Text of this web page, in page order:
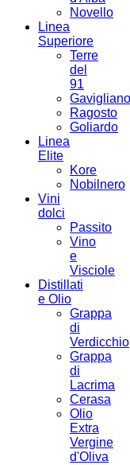
Novello
Linea
Superiore
Terre
del
91
Gavigliano
Ragosto
Goliardo
Linea
Elite
Kore
Nobilnero
Vini
dolci
Passito
Vino
e
Visciole
Distillati
e Olio
Grappa
di
Verdicchio
Grappa
di
Lacrima
Cerasa
Olio
Extra
Vergine
d'Oliva